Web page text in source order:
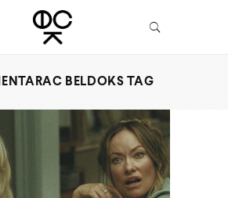
BELDOKS TAG